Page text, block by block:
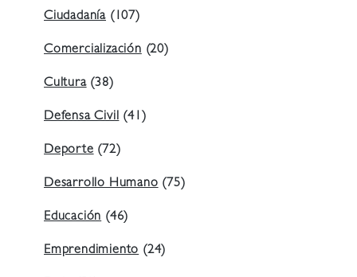
Ciudadanía (107)
Comercialización(20)
Cultura(38)
Defensa Civil(41)
Deporte(72)
Desarrollo Humano(75)
Educación(46)
Emprendimiento(24)